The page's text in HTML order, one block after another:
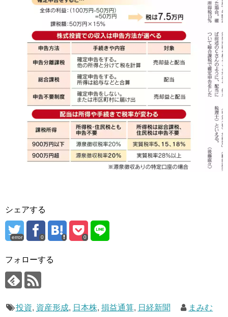
シェアする
error 0 0
フォローする
投資, 資産形成, 日本株, 損益通算, 日経新聞 まみむ